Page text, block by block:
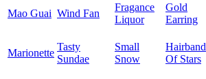
Mao Guai Wind Fan
Fragance
Liquor
Gold
Earring
Marionette
Tasty
Sundae
Small
Snow
Hairband
Of Stars